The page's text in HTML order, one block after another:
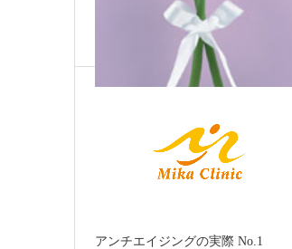
ルミナスワン フォトフェイシャル
ファーストとレーザー照射を組…
アンチエイジングの実際 No.1